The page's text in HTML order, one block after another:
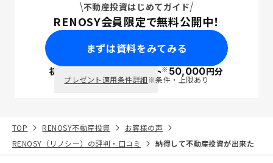
不動産投資はじめてガイド
RENOSY会員限定で無料公開中！
まずは資料をみてみる
初回面談で ポイント※50,000円分
プレゼント適用条件詳細※条件・上限あり
TOP RENOSY不動産投資
お客様の声
RENOSY（リノシー）の評判・口コミ
納得して不動産投資が出来た